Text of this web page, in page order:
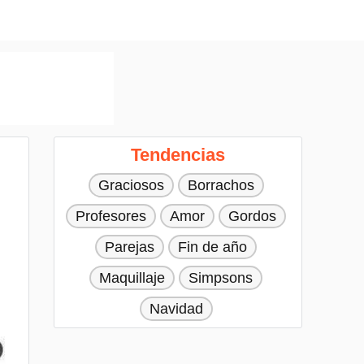
Tendencias
Graciosos
Borrachos
Profesores
Amor
Gordos
Parejas
Fin de año
Maquillaje
Simpsons
Navidad